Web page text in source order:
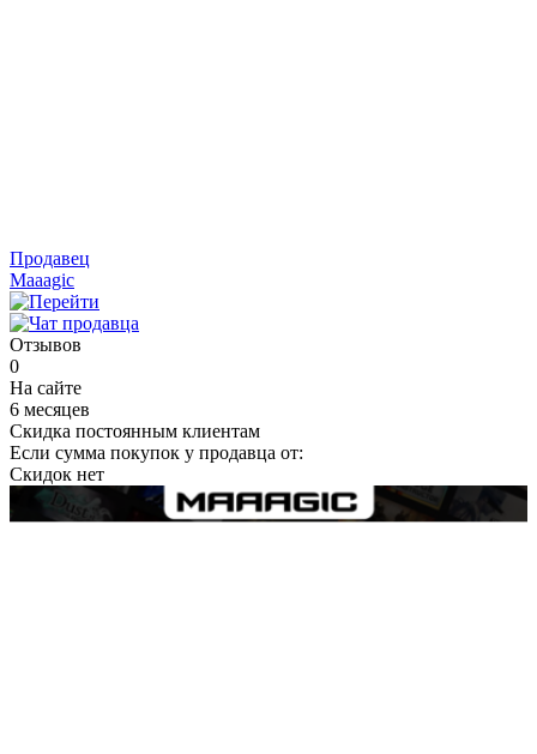
Продавец
Maaagic
Отзывов
0
На сайте
6 месяцев
Скидка постоянным клиентам
Если сумма покупок у продавца от:
Скидок нет